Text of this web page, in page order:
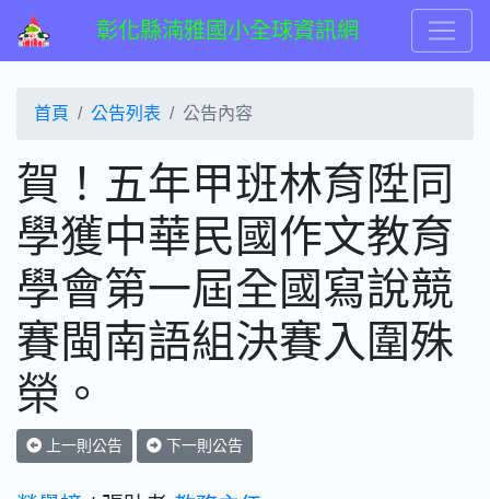
彰化縣湳雅國小全球資訊網
首頁 公告列表 公告內容
賀！五年甲班林育陞同
學獲中華民國作文教育
學會第一屆全國寫說競
賽閩南語組決賽入圍殊
榮。
上一則公告 下一則公告